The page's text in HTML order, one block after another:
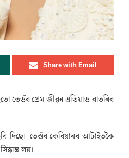
Share with Email
তেওঁৰ প্ৰেম জীৱন এতিয়াও বাতৰিৰ
দিছে। তেওঁৰ কেৰিয়াৰৰ আটাইতকৈ
লয়।